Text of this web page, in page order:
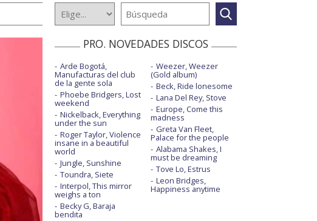
PRO. NOVEDADES DISCOS
Arde Bogotá,
Manufacturas del club
de la gente sola
Phoebe Bridgers, Lost
weekend
Nickelback, Everything
under the sun
Roger Taylor, Violence
insane in a beautiful
world
Jungle, Sunshine
Toundra, Siete
Interpol, This mirror
weighs a ton
Becky G, Baraja
bendita
Weezer, Weezer
(Gold album)
Beck, Ride lonesome
Lana Del Rey, Stove
Europe, Come this
madness
Greta Van Fleet,
Palace for the people
Alabama Shakes, I
must be dreaming
Tove Lo, Estrus
Leon Bridges,
Happiness anytime